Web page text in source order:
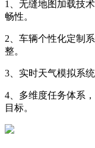
1、无缝地图加载技
畅性。
2、车辆个性化定制
整。
3、实时天气模拟系
4、多维度任务体系
目标。